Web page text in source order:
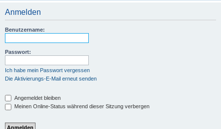
Anmelden
Benutzername:
Passwort:
Ich habe mein Passwort vergessen
Die Aktivierungs-E-Mail erneut senden
Angemeldet bleiben
Meinen Online-Status während dieser Sitzung verbergen